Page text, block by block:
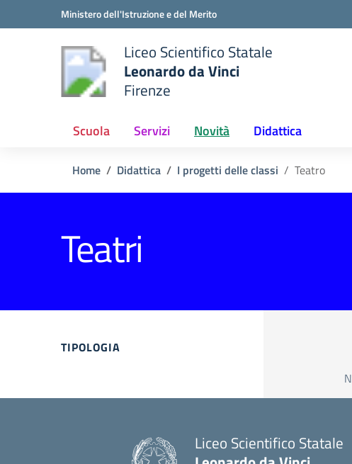
Vai ai contenuti
Vai al menu di navigazioneMinistero dell'Istruzione e del Merito
scuola
Liceo Scientifico Statale
Leonardo da Vinci
Firenze
Scuola Servizi Novità Didattica
Home Didattica I progetti delle classi Teatro
Teatri
Filtri
TIPOLOGIA
Liceo Scientifico Statale